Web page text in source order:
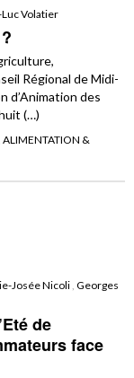
Volatier
Régional de Midi-
d’Animation des
(…)
ALIMENTATION &
Josée Nicoli , Georges
de
face